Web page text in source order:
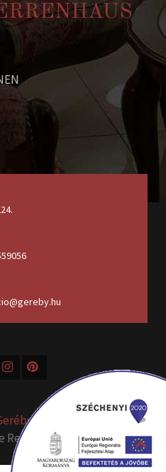
Kúria Hotel és
Rechte vorbehalten.